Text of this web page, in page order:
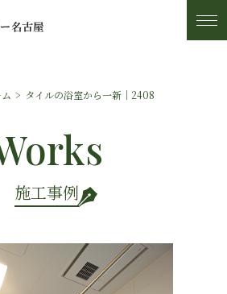
ター・保証サービス
タイルの浴室から一新｜2408
施工事例